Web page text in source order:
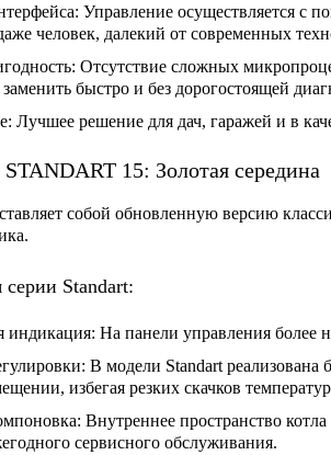
Управление осуществляется с
человек, далекий от современных
Отсутствие сложных
быстро и без дорогостоящей
Лучшее решение для дач, гаражей и в
15: Золотая середина
собой обновленную версию
Standart:
индикация: На панели управления более
В модели Standart реализована
избегая резких скачков
Внутреннее пространство
сервисного обслуживания.